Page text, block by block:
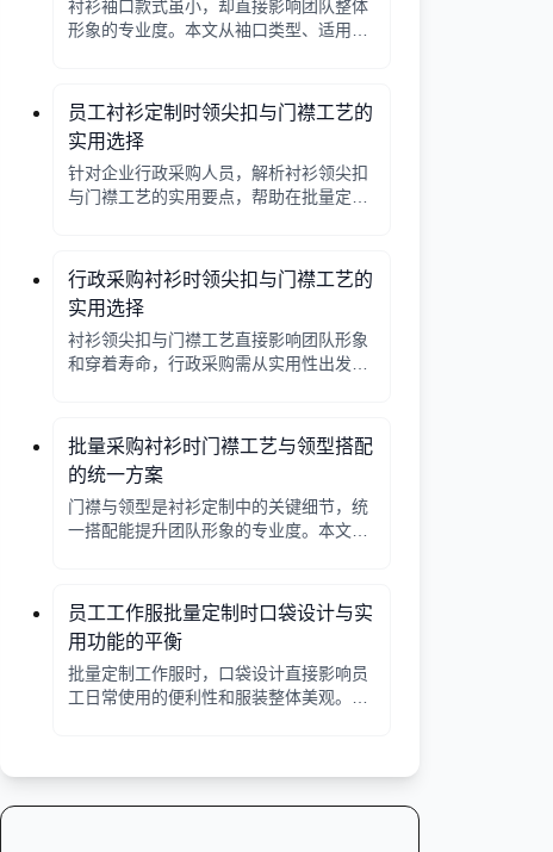
衬衫袖口款式虽小，却直接影响团队整体
形象的专业度。本文从袖口类型、适用场
员工衬衫定制时领尖扣与门襟工艺的
实用选择
针对企业行政采购人员，解析衬衫领尖扣
与门襟工艺的实用要点，帮助在批量定制
行政采购衬衫时领尖扣与门襟工艺的
实用选择
衬衫领尖扣与门襟工艺直接影响团队形象
和穿着寿命，行政采购需从实用性出发，
批量采购衬衫时门襟工艺与领型搭配
的统一方案
门襟与领型是衬衫定制中的关键细节，统
一搭配能提升团队形象的专业度。本文从
采购高效决策。
员工工作服批量定制时口袋设计与实
用功能的平衡
批量定制工作服时，口袋设计直接影响员
工日常使用的便利性和服装整体美观。本